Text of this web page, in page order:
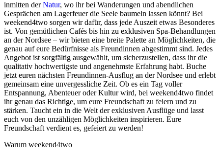
inmitten derNatur, wo ihr bei Wanderungen und abendlichen
Gesprächen am Lagerfeuer die Seele baumeln lassen könnt? Bei
weekend4two sorgen wir dafür, dass jede Auszeit etwas Besonderes
ist. Von gemütlichen Cafés bis hin zu exklusiven Spa-Behandlungen
an der Nordsee – wir bieten eine breite Palette an Möglichkeiten, die
genau auf eure Bedürfnisse als Freundinnen abgestimmt sind. Jedes
Angebot ist sorgfältig ausgewählt, um sicherzustellen, dass ihr die
qualitativ hochwertigste und angenehmste Erfahrung habt. Buche
jetzt euren nächsten Freundinnen-Ausflug an der Nordsee und erlebt
gemeinsam eine unvergessliche Zeit. Ob es ein Tag voller
Entspannung, Abenteuer oder Kultur wird, bei weekend4two findet
ihr genau das Richtige, um eure Freundschaft zu feiern und zu
stärken. Taucht ein in die Welt der exklusiven Ausflüge und lasst
euch von den unzähligen Möglichkeiten inspirieren. Eure
Freundschaft verdient es, gefeiert zu werden!
Warum weekend4two